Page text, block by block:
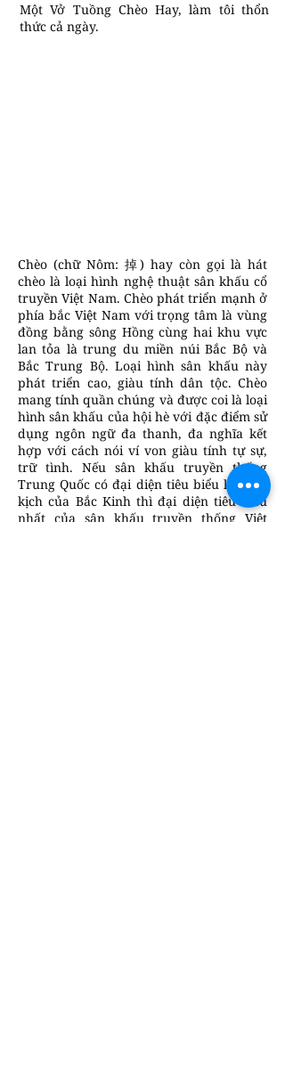
Một Vở Tuồng Chèo Hay, làm tôi thổn
thức cả ngày.
Chèo (chữ Nôm: 掉) hay còn gọi là hát
chèo là loại hình nghệ thuật sân khấu cổ
truyền Việt Nam. Chèo phát triển mạnh ở
phía bắc Việt Nam với trọng tâm là vùng
đồng bằng sông Hồng cùng hai khu vực
lan tỏa là trung du miền núi Bắc Bộ và
Bắc Trung Bộ. Loại hình sân khấu này
phát triển cao, giàu tính dân tộc. Chèo
mang tính quần chúng và được coi là loại
hình sân khấu của hội hè với đặc điểm sử
dụng ngôn ngữ đa thanh, đa nghĩa kết
hợp với cách nói ví von giàu tính tự sự,
trữ tình. Nếu sân khấu truyền thống
Trung Quốc có đại diện tiêu biểu là Kinh
kịch của Bắc Kinh thì đại diện tiêu biểu
nhất của sân khấu truyền thống Việt